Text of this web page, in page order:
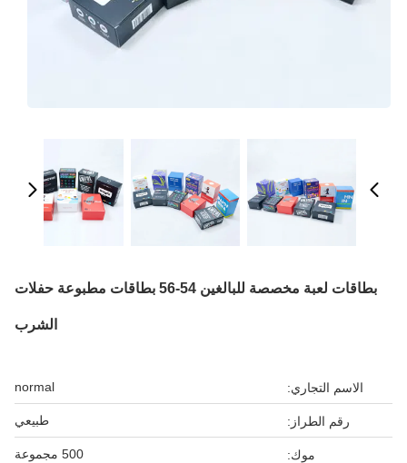
بطاقات لعبة مخصصة للبالغين 54-56 بطاقات مطبوعة حفلات
الشرب
الاسم التجاري: normal
رقم الطراز: طبيعي
موك: 500 مجموعة